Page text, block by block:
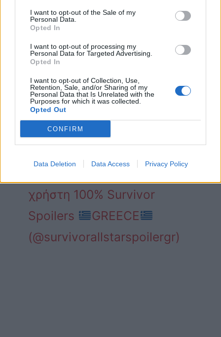
I want to opt-out of the Sale of my
Personal Data.
Opted In
I want to opt-out of processing my
Personal Data for Targeted Advertising.
Opted In
I want to opt-out of Collection, Use,
Retention, Sale, and/or Sharing of my
Personal Data that Is Unrelated with the
Purposes for which it was collected.
Opted Out
CONFIRM
Data Deletion Data Access Privacy Policy
Δείτε αυτή τη δημοσίευση
στο Instagram.
χρήστη 100% Survivor
Spoilers
GREECE
(@survivorallstarspoilergr)